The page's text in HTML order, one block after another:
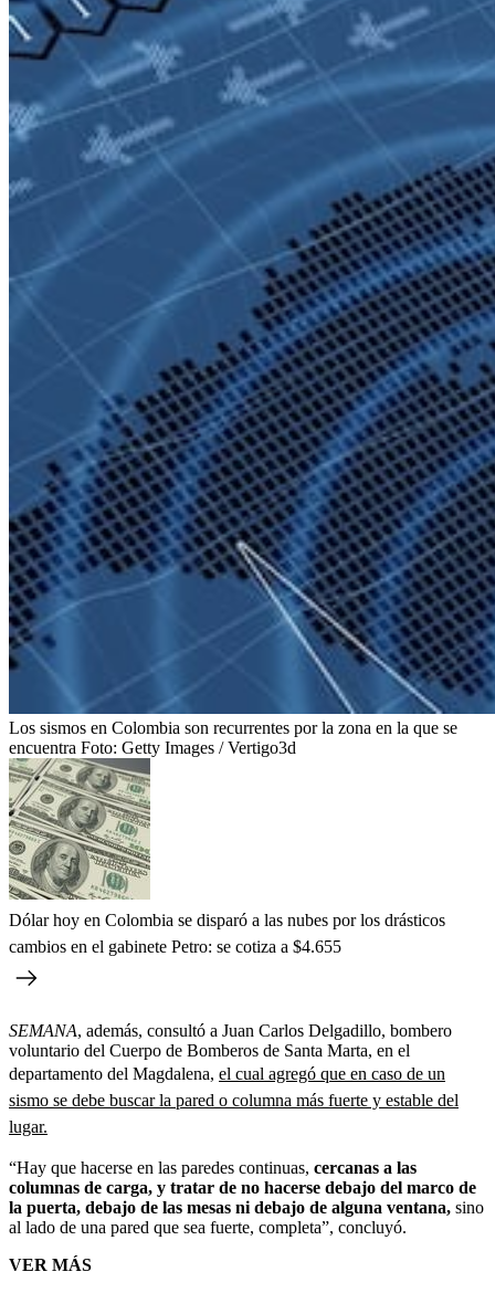
Los sismos en Colombia son recurrentes por la zona en la que se
encuentra Foto: Getty Images / Vertigo3d
Dólar hoy en Colombia se disparó a las nubes por los drásticos
cambios en el gabinete Petro: se cotiza a $4.655
SEMANA, además, consultó a Juan Carlos Delgadillo, bombero
voluntario del Cuerpo de Bomberos de Santa Marta, en el
departamento del Magdalena, el cual agregó que en caso de un
sismo se debe buscar la pared o columna más fuerte y estable del
lugar.
“Hay que hacerse en las paredes continuas, cercanas a las
columnas de carga, y tratar de no hacerse debajo del marco de
la puerta, debajo de las mesas ni debajo de alguna ventana, sino
al lado de una pared que sea fuerte, completa”, concluyó.
VER MÁS